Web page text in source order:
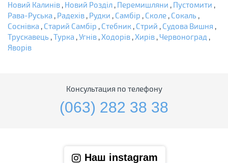
Новий Калинів , Новий Розділ , Перемишляни , Пустомити ,
Рава-Руська , Радехів , Рудки , Самбір , Сколе , Сокаль ,
Соснівка , Старий Самбір , Стебник , Стрий , Судова Вишня ,
Трускавець ,Турка ,Угнів ,Ходорів ,Хирів , Червоноград ,
Яворів
Консультация по телефону
(063) 282 38 38
Наш instagram